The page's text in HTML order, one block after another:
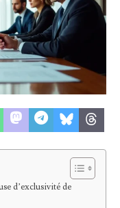
d’exclusivité de